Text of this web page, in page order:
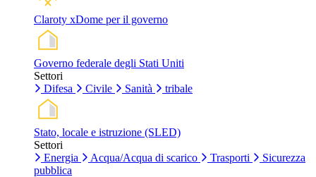
Claroty xDome per il governo
Governo federale degli Stati Uniti
Settori
Difesa
Civile Sanità tribale
Stato, locale e istruzione (SLED)
Settori
Energia
Acqua/Acqua di scarico Trasporti
Sicurezza
pubblica